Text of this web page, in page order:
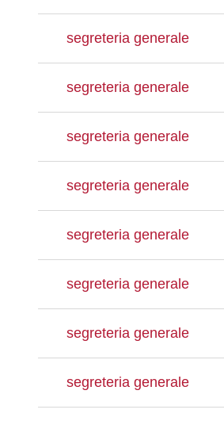
segreteria generale
segreteria generale
segreteria generale
segreteria generale
segreteria generale
segreteria generale
segreteria generale
segreteria generale